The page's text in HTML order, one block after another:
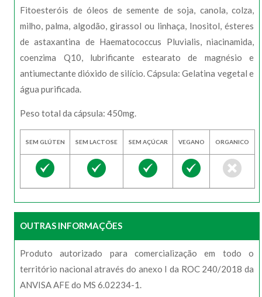
Fitoesteróis de óleos de semente de soja, canola, colza,
milho, palma, algodão, girassol ou linhaça, Inositol, ésteres
de astaxantina de Haematococcus Pluvialis, niacinamida,
coenzima Q10, lubrificante estearato de magnésio e
antiumectante dióxido de silício. Cápsula: Gelatina vegetal e
água purificada.
Peso total da cápsula: 450mg.
SEM GLÚTEN SEM LACTOSE SEM AÇÚCAR VEGANO ORGANICO
OUTRAS INFORMAÇÕES
Produto autorizado para comercialização em todo o
território nacional através do anexo I da ROC 240/2018 da
ANVISA AFE do MS 6.02234-1.